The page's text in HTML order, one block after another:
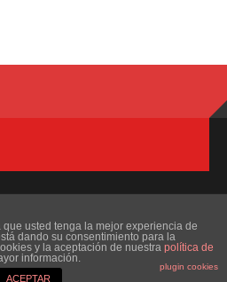
Todos los derechos reservados
Colabora Contacto
usted tenga la mejor experiencia de
dando su consentimiento para la
y la aceptación de nuestra política de
información.
plugin cookies
ACEPTAR